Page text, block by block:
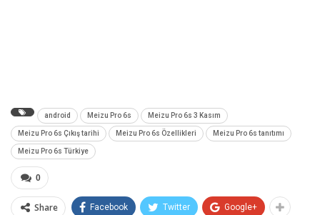
android Meizu Pro 6s Meizu Pro 6s 3 Kasım
Meizu Pro 6s Çıkış tarihi Meizu Pro 6s Özellikleri Meizu Pro 6s tanıtımı
Meizu Pro 6s Türkiye
0
Share Facebook Twitter Google+